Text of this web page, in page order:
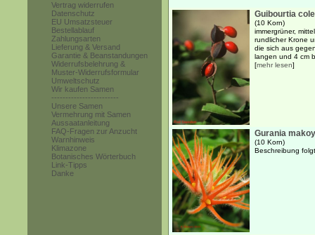
Vertrag widerrufen
Datenschutz
EU Umsatzsteuer
Bestellablauf
Zahlungsarten
Lieferung & Versand
Garantie & Beanstandungen
Widerrufsbelehrung &
Muster-Widerrufsformular
Umweltschutz
Wir kaufen Samen
------------------------
Unsere Samen
Vermehrung mit Samen
Aussaatanleitung
FAQ-Fragen zur Anzucht
Warnhinweis
Klimazone
Botanisches Wörterbuch
Link-Tipps
Danke
Guibourtia
(10 Korn)
immergrüner,
rundlicher Krone
die sich aus
langen und 4 cm
[mehr lesen]
Gurania
(10 Korn)
Beschreibung